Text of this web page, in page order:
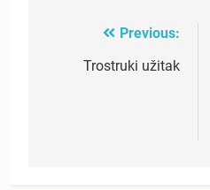
navigation
Previous:
Trostruki užitak